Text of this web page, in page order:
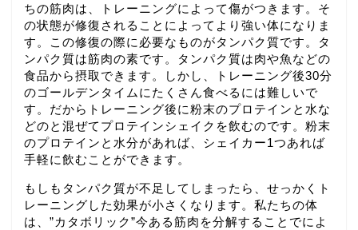
ちの筋肉は、トレーニングによって傷がつきます。そ
の状態が修復されることによってより強い体になりま
す。この修復の際に必要なものがタンパク質です。タ
ンパク質は筋肉の素です。タンパク質は肉や魚などの
食品から摂取できます。しかし、トレーニング後30分
のゴールデンタイムにたくさん食べるには難しいで
す。だからトレーニング後に粉末のプロテインと水な
どのと混ぜてプロテインシェイクを飲むのです。粉末
のプロテインと水分があれば、シェイカー1つあれば
手軽に飲むことができます。
もしもタンパク質が不足してしまったら、せっかくト
レーニングした効果が小さくなります。私たちの体
は、”カタボリック”今ある筋肉を分解することでによ